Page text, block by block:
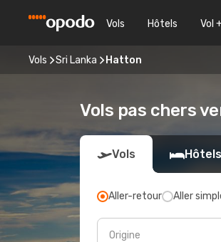
Vols Hôtels Vol
Vols Sri Lanka Hatton
Vols pas chers
Vols Hôtels
Aller-retour Aller
Origine